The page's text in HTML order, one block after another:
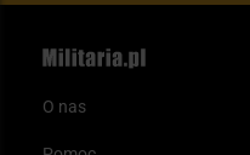
O nas